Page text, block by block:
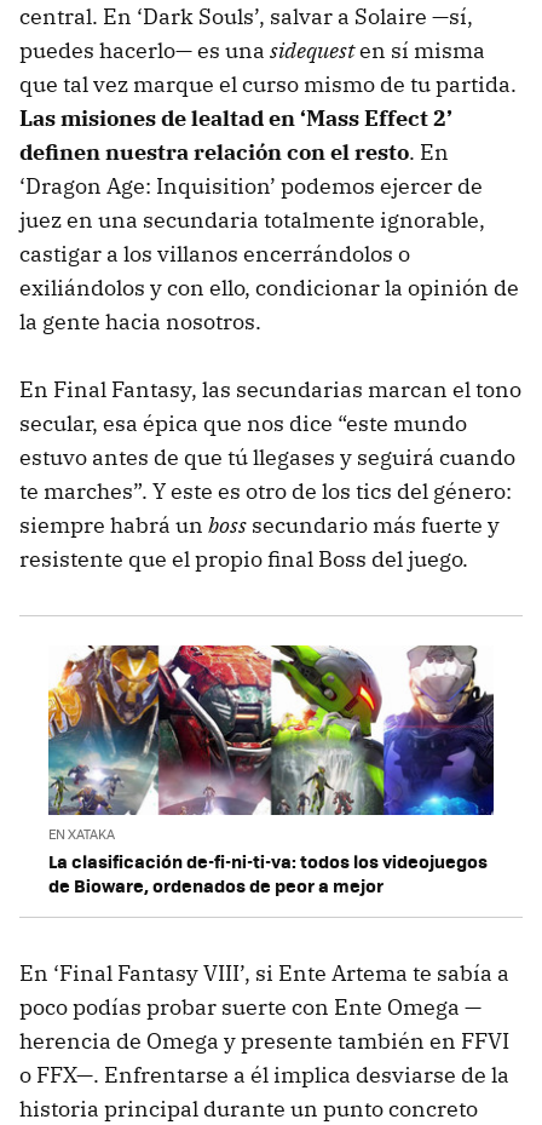
central. En ‘Dark Souls’, salvar a Solaire —sí,
puedes hacerlo— es una sidequesten sí misma
que tal vez marque el curso mismo de tu partida.
Las misiones de lealtad en ‘Mass Effect 2’
definen nuestra relación con el resto. En
‘Dragon Age: Inquisition’ podemos ejercer de
juez en una secundaria totalmente ignorable,
castigar a los villanos encerrándolos o
exiliándolos y con ello, condicionar la opinión de
la gente hacia nosotros.
En Final Fantasy, las secundarias marcan el tono
secular, esa épica que nos dice “este mundo
estuvo antes de que tú llegases y seguirá cuando
te marches”. Y este es otro de los tics del género:
siempre habrá un boss secundario más fuerte y
resistente que el propio final Boss del juego.
EN XATAKA
La clasificación de-fi-ni-ti-va: todos los videojuegos
de Bioware, ordenados de peor a mejor
En ‘Final Fantasy VIII’, si Ente Artema te sabía a
poco podías probar suerte con Ente Omega —
herencia de Omega y presente también en FFVI
o FFX—. Enfrentarse a él implica desviarse de la
historia principal durante un punto concreto